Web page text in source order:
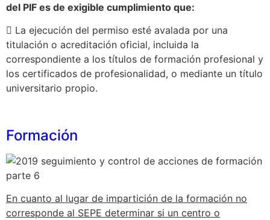
del PIF es de exigible cumplimiento que:
 La ejecución del permiso esté avalada por una
titulación o acreditación oficial, incluida la
correspondiente a los títulos de formación profesional y
los certificados de profesionalidad, o mediante un título
universitario propio.
Formación
En cuanto al lugar de impartición de la formación no
corresponde al SEPE determinar si un centro o